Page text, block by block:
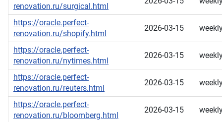
renovation.ru/surgical.html
https://oracle.perfect-
renovation.ru/shopify.html
2026-03-15
https://oracle.perfect-
renovation.ru/nytimes.html
2026-03-15
https://oracle.perfect-
renovation.ru/reuters.html
2026-03-15
https://oracle.perfect-
renovation.ru/bloomberg.html
2026-03-15